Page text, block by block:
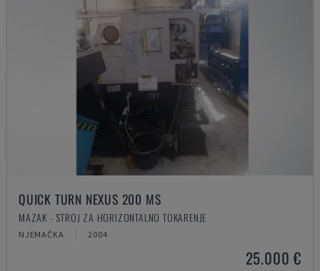
QUICK TURN NEXUS 200 MS
MAZAK - STROJ ZA HORIZONTALNO TOKARENJE
NJEMAČKA 2004
25.000 €